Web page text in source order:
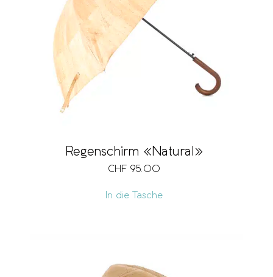
Regenschirm «Natural»
CHF 95.00
In die Tasche